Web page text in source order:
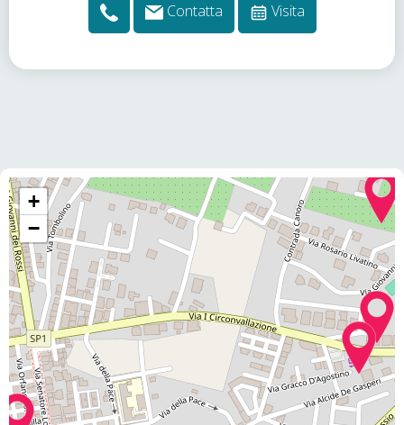
Contatta Visita
+
−